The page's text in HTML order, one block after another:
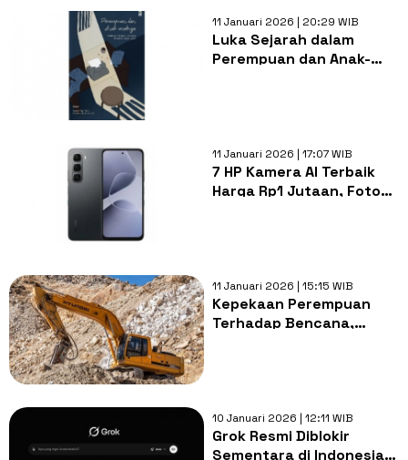
11 Januari 2026 | 20:29 WIB
Luka Sejarah dalam
Perempuan dan Anak-
11 Januari 2026 | 17:07 WIB
7 HP Kamera AI Terbaik
Harga Rp1 Jutaan, Foto
11 Januari 2026 | 15:15 WIB
Kepekaan Perempuan
Terhadap Bencana,
10 Januari 2026 | 12:11 WIB
Grok Resmi Diblokir
Sementara di Indonesia,